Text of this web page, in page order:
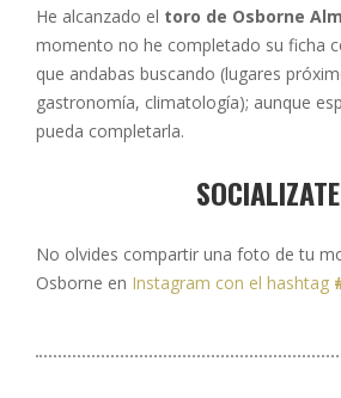
He alcanzado el toro de Osborne
momento no he completado su ficha
que andabas buscando (lugares
gastronomía, climatología); aunque
pueda completarla.
SOCIALIZATE
No olvides compartir una foto de tu
Osborne en Instagram con el hashtag